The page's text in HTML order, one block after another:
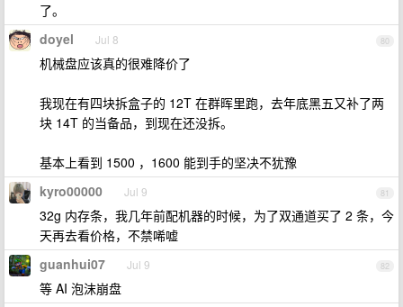
了。
80
doyel Jul 8
机械盘应该真的很难降价了
我现在有四块拆盒子的 12T 在群晖里跑，去年底黑五又补了两
块 14T 的当备品，到现在还没拆。
基本上看到 1500 ，1600 能到手的坚决不犹豫
81
kyro00000 Jul 9
32g 内存条，我几年前配机器的时候，为了双通道买了 2 条，今
天再去看价格，不禁唏嘘
82
guanhui07 Jul 9
等 AI 泡沫崩盘